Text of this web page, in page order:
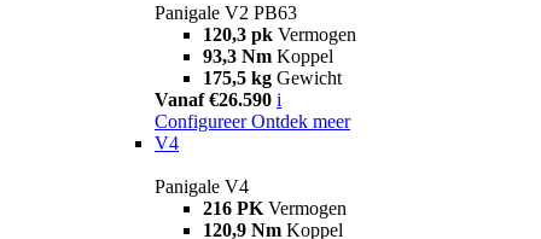
Panigale V2 PB63
120,3 pk Vermogen
93,3 Nm Koppel
175,5 kg Gewicht
Vanaf €26.590 i
Configureer Ontdek meer
V4
Panigale V4
216 PK Vermogen
120,9 Nm Koppel